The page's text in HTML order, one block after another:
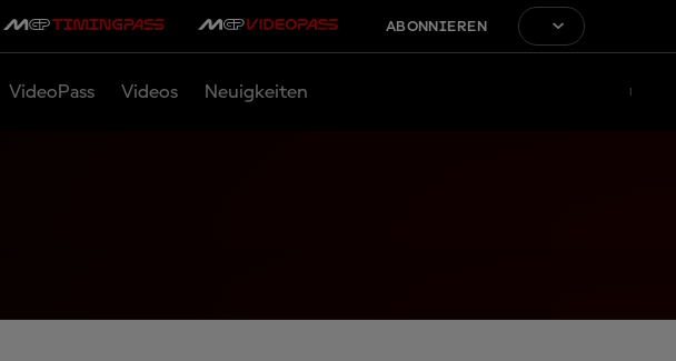
ABONNIEREN
VideoPass Videos Neuigkeiten